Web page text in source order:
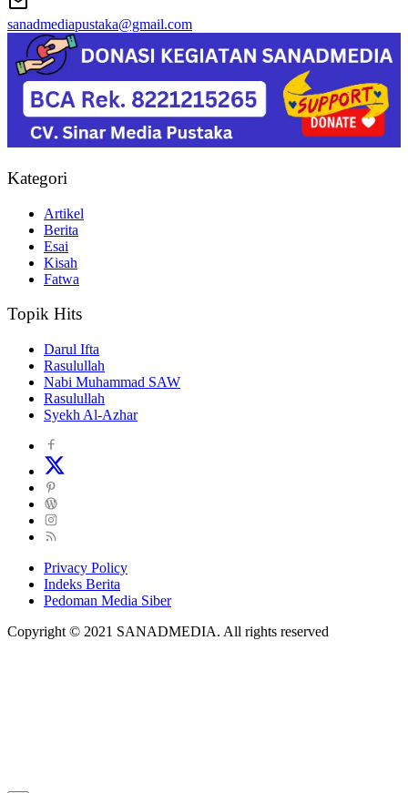
sanadmediapustaka@gmail.com
Kategori
Artikel
Berita
Esai
Kisah
Fatwa
Topik Hits
Darul Ifta
Rasulullah
Nabi Muhammad SAW
Rasulullah
Syekh Al-Azhar
Privacy Policy
Indeks Berita
Pedoman Media Siber
Copyright © 2021 SANADMEDIA. All rights reserved